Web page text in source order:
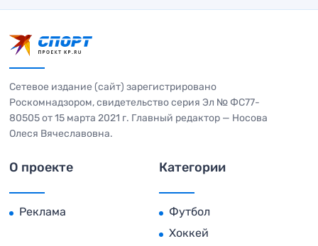
Сетевое издание (сайт) зарегистрировано
Роскомнадзором, свидетельство серия Эл № ФС77-
80505 от 15 марта 2021 г. Главный редактор — Носова
Олеся Вячеславовна.
О проекте
Реклама
Категории
Футбол
Хоккей